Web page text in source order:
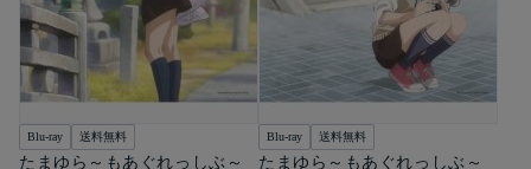
Blu-ray 送料無料
たまゆら～もあぐれっしぶ～
Blu-ray 送料無料
たまゆら～もあぐれっしぶ～